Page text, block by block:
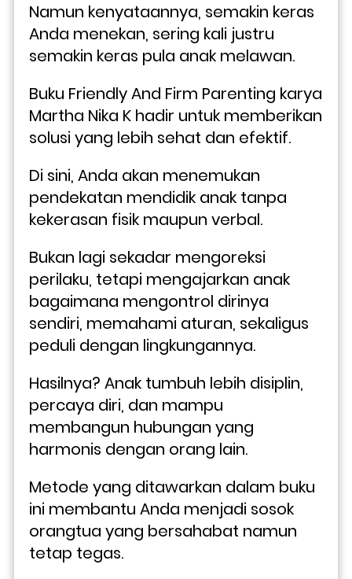
Namun kenyataannya, semakin keras
Anda menekan, sering kali justru
semakin keras pula anak melawan.
Buku Friendly And Firm Parenting karya
Martha Nika K hadir untuk memberikan
solusi yang lebih sehat dan efektif.
Di sini, Anda akan menemukan
pendekatan mendidik anak tanpa
kekerasan fisik maupun verbal.
Bukan lagi sekadar mengoreksi
perilaku, tetapi mengajarkan anak
bagaimana mengontrol dirinya
sendiri, memahami aturan, sekaligus
peduli dengan lingkungannya.
Hasilnya? Anak tumbuh lebih disiplin,
percaya diri, dan mampu
membangun hubungan yang
harmonis dengan orang lain.
Metode yang ditawarkan dalam buku
ini membantu Anda menjadi sosok
orangtua yang bersahabat namun
tetap tegas.